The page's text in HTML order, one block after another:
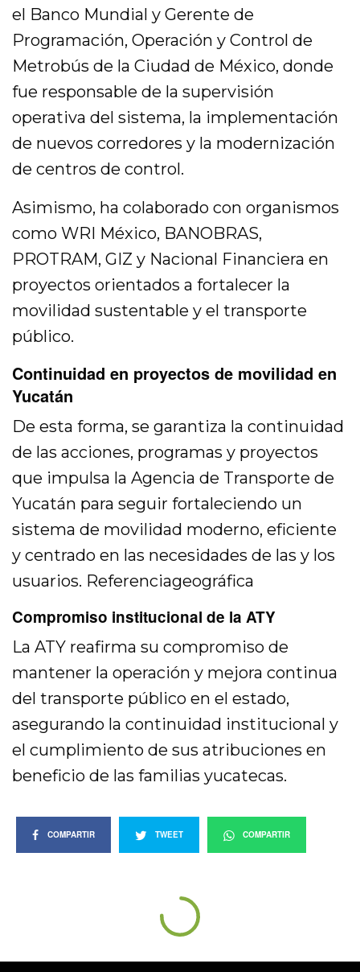
el Banco Mundial y Gerente de
Programación, Operación y Control de
Metrobús de la Ciudad de México, donde
fue responsable de la supervisión
operativa del sistema, la implementación
de nuevos corredores y la modernización
de centros de control.
Asimismo, ha colaborado con organismos
como WRI México, BANOBRAS,
PROTRAM, GIZ y Nacional Financiera en
proyectos orientados a fortalecer la
movilidad sustentable y el transporte
público.
Continuidad en proyectos de movilidad en
Yucatán
De esta forma, se garantiza la continuidad
de las acciones, programas y proyectos
que impulsa la Agencia de Transporte de
Yucatán para seguir fortaleciendo un
sistema de movilidad moderno, eficiente
y centrado en las necesidades de las y los
usuarios. Referenciageográfica
Compromiso institucional de la ATY
La ATY reafirma su compromiso de
mantener la operación y mejora continua
del transporte público en el estado,
asegurando la continuidad institucional y
el cumplimiento de sus atribuciones en
beneficio de las familias yucatecas.
COMPARTIR TWEET COMPARTIR